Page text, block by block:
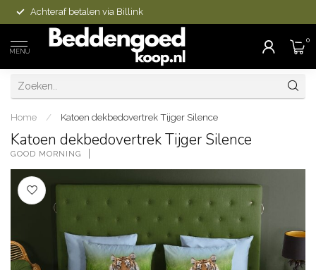
Achteraf betalen via Billink
MENU
0
Home / Katoen dekbedovertrek Tijger Silence
Katoen dekbedovertrek Tijger Silence
GOOD MORNING